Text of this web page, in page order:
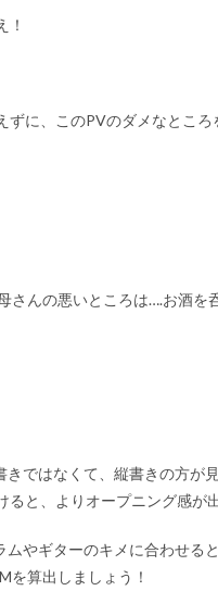
！
に、このPVのダメなところ
さんの悪いところは….お酒を
ではなくて、縦書きの方が見
ると、よりオープニング感が
やギターのキメに合わせる
を算出しましょう！